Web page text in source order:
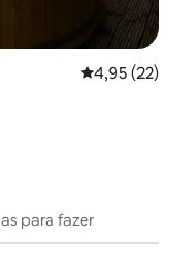
4,95 de uma
4,95 (22)
para fazer